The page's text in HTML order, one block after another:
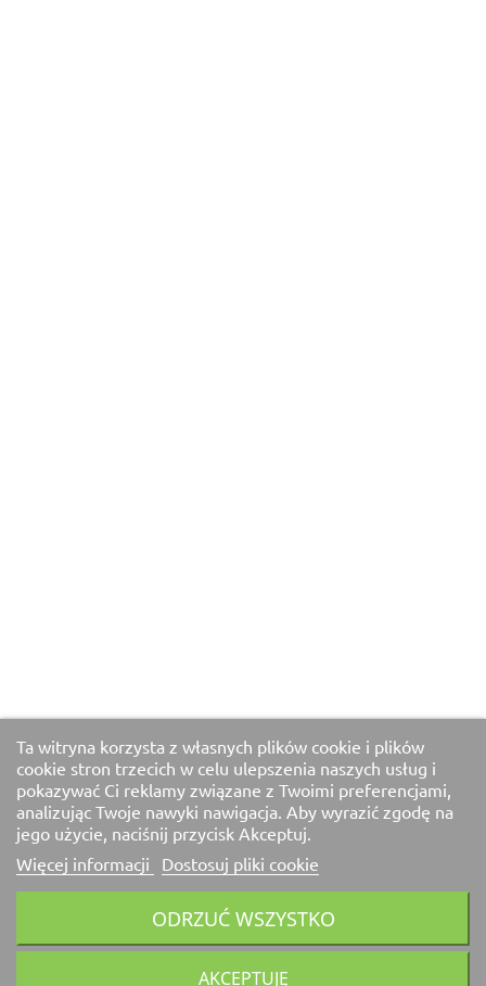
Ta witryna korzysta z własnych plików cookie i plików
cookie stron trzecich w celu ulepszenia naszych usług i
pokazywać Ci reklamy związane z Twoimi preferencjami,
analizując Twoje nawyki nawigacja. Aby wyrazić zgodę na
jego użycie, naciśnij przycisk Akceptuj.
Więcej informacji
Dostosuj pliki cookie
ODRZUĆ WSZYSTKO
AKCEPTUJĘ